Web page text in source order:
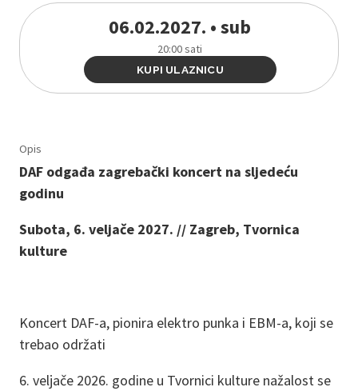
06.02.2027. • sub
20:00 sati
KUPI ULAZNICU
Opis
DAF odgađa zagrebački koncert na sljedeću
godinu
Subota, 6. veljače 2027. // Zagreb, Tvornica
kulture
Koncert DAF-a, pionira elektro punka i EBM-a, koji se
trebao održati
6. veljače 2026. godine u Tvornici kulture nažalost se